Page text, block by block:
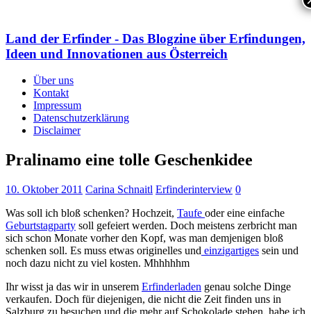
Land der Erfinder - Das Blogzine über Erfindungen,
Ideen und Innovationen aus Österreich
Über uns
Kontakt
Impressum
Datenschutzerklärung
Disclaimer
Pralinamo eine tolle Geschenkidee
10. Oktober 2011 Carina Schnaitl Erfinderinterview 0
Was soll ich bloß schenken? Hochzeit, Taufe oder eine einfache
Geburtstagparty soll gefeiert werden. Doch meistens zerbricht man
sich schon Monate vorher den Kopf, was man demjenigen bloß
schenken soll. Es muss etwas originelles und einzigartiges sein und
noch dazu nicht zu viel kosten. Mhhhhhm
Ihr wisst ja das wir in unserem Erfinderladen genau solche Dinge
verkaufen. Doch für diejenigen, die nicht die Zeit finden uns in